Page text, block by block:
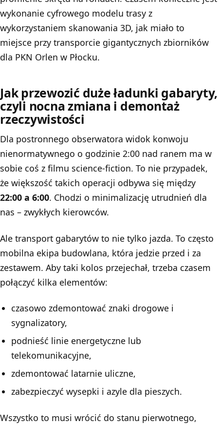
wykonanie cyfrowego modelu trasy z
wykorzystaniem skanowania 3D, jak miało to
miejsce przy transporcie gigantycznych zbiorników
dla PKN Orlen w Płocku.
Jak przewozić duże ładunki gabaryty,
czyli nocna zmiana i demontaż
rzeczywistości
Dla postronnego obserwatora widok konwoju
nienormatywnego o godzinie 2:00 nad ranem ma w
sobie coś z filmu science-fiction. To nie przypadek,
że większość takich operacji odbywa się między
22:00 a 6:00. Chodzi o minimalizację utrudnień dla
nas – zwykłych kierowców.
Ale transport gabarytów to nie tylko jazda. To często
mobilna ekipa budowlana, która jedzie przed i za
zestawem. Aby taki kolos przejechał, trzeba czasem
połączyć kilka elementów:
czasowo zdemontować znaki drogowe i
sygnalizatory,
podnieść linie energetyczne lub
telekomunikacyjne,
zdemontować latarnie uliczne,
zabezpieczyć wysepki i azyle dla pieszych.
Wszystko to musi wrócić do stanu pierwotnego,